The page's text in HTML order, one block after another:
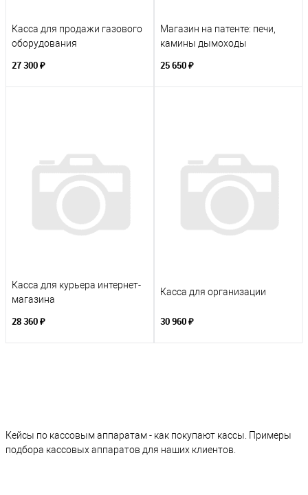
Касса для продажи газового
оборудования
27 300 ₽
Магазин на патенте: печи,
камины дымоходы
25 650 ₽
Касса для курьера интернет-
магазина
28 360 ₽
Касса для организации
30 960 ₽
Кейсы по кассовым аппаратам - как покупают кассы. Примеры
подбора кассовых аппаратов для наших клиентов.